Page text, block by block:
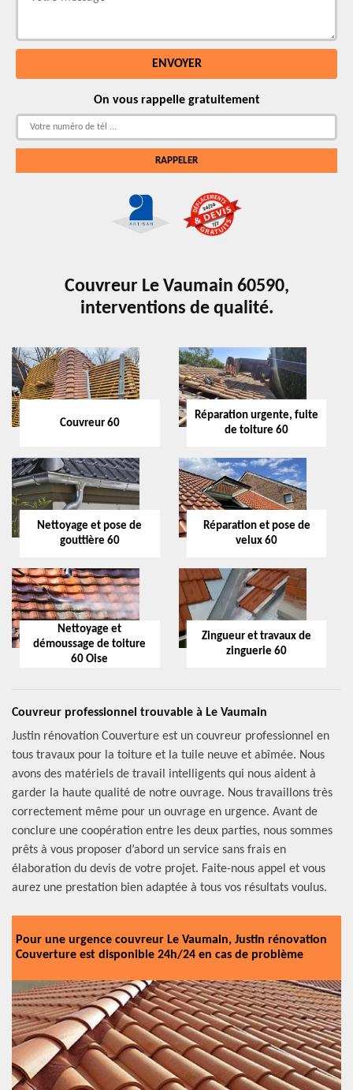
On vous rappelle gratuitement
Couvreur Le Vaumain 60590,
interventions de qualité.
Couvreur 60
Réparation urgente, fuite
de toiture 60
Nettoyage et pose de
gouttière 60
Réparation et pose de
velux 60
Nettoyage et
démoussage de toiture
60 Oise
Zingueur et travaux de
zinguerie 60
Couvreur professionnel trouvable à Le Vaumain
Justin rénovation Couverture est un couvreur professionnel en
tous travaux pour la toiture et la tuile neuve et abîmée. Nous
avons des matériels de travail intelligents qui nous aident à
garder la haute qualité de notre ouvrage. Nous travaillons très
correctement même pour un ouvrage en urgence. Avant de
conclure une coopération entre les deux parties, nous sommes
prêts à vous proposer d’abord un service sans frais en
élaboration du devis de votre projet. Faite-nous appel et vous
aurez une prestation bien adaptée à tous vos résultats voulus.
Pour une urgence couvreur Le Vaumain, Justin rénovation
Couverture est disponible 24h/24 en cas de problème